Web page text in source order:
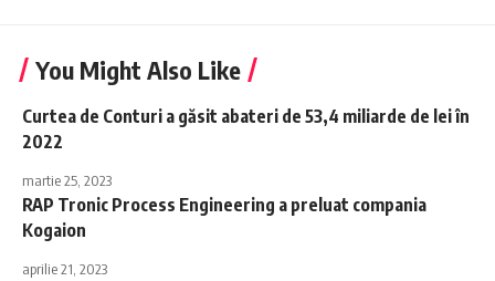
You Might Also Like
Curtea de Conturi a găsit abateri de 53,4 miliarde de lei în
2022
martie 25, 2023
RAP Tronic Process Engineering a preluat compania
Kogaion
aprilie 21, 2023